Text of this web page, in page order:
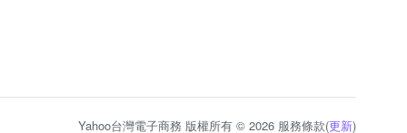
Yahoo台灣電子商務 版權所有 © 2026 服務條款(更新)